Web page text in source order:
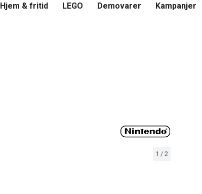
Hjem & fritid LEGO Demovarer Kampanjer
1 / 2